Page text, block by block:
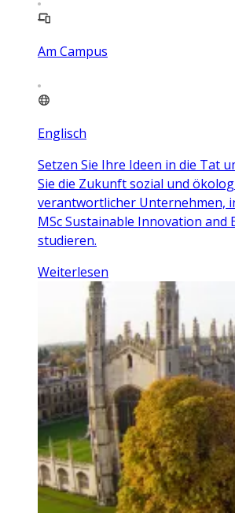
Am Campus
Englisch
Setzen Sie Ihre Ideen in die Tat
Sie die Zukunft sozial und
verantwortlicher Unternehmen,
MSc Sustainable Innovation and
studieren.
Weiterlesen